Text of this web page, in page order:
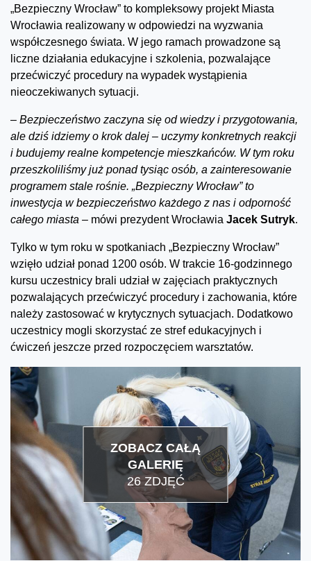
„Bezpieczny Wrocław” to kompleksowy projekt Miasta
Wrocławia realizowany w odpowiedzi na wyzwania
współczesnego świata. W jego ramach prowadzone są
liczne działania edukacyjne i szkolenia, pozwalające
przećwiczyć procedury na wypadek wystąpienia
nieoczekiwanych sytuacji.
– Bezpieczeństwo zaczyna się od wiedzy i przygotowania,
ale dziś idziemy o krok dalej – uczymy konkretnych reakcji
i budujemy realne kompetencje mieszkańców. W tym roku
przeszkoliliśmy już ponad tysiąc osób, a zainteresowanie
programem stale rośnie. „Bezpieczny Wrocław” to
inwestycja w bezpieczeństwo każdego z nas i odporność
całego miasta – mówi prezydent Wrocławia Jacek Sutryk.
Tylko w tym roku w spotkaniach „Bezpieczny Wrocław”
wzięło udział ponad 1200 osób. W trakcie 16-godzinnego
kursu uczestnicy brali udział w zajęciach praktycznych
pozwalających przećwiczyć procedury i zachowania, które
należy zastosować w krytycznych sytuacjach. Dodatkowo
uczestnicy mogli skorzystać ze stref edukacyjnych i
ćwiczeń jeszcze przed rozpoczęciem warsztatów.
ZOBACZ CAŁĄ
GALERIĘ
26 ZDJĘĆ